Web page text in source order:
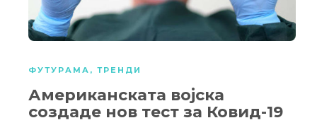
ФУТУРАМА , ТРЕНДИ
Американската војска
создаде нов тест за Ковид-19